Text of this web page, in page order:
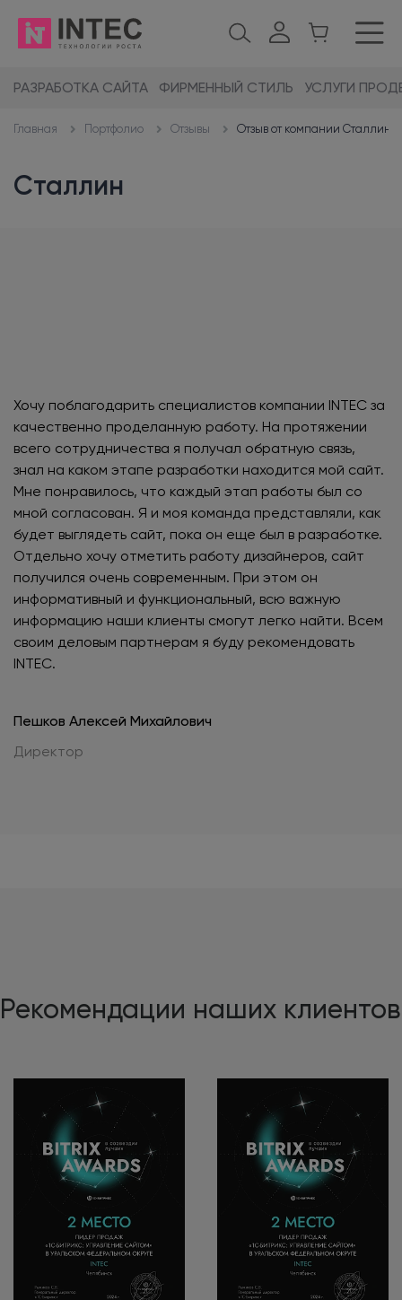
РАЗРАБОТКА САЙТА ФИРМЕННЫЙ СТИЛЬ УСЛУГИ
Главная Портфолио Отзывы Отзыв от компании Сталлин
Сталлин
Хочу поблагодарить специалистов компании INTEC за
качественно проделанную работу. На протяжении
всего сотрудничества я получал обратную связь,
знал на каком этапе разработки находится мой сайт.
Мне понравилось, что каждый этап работы был со
мной согласован. Я и моя команда представляли, как
будет выглядеть сайт, пока он еще был в разработке.
Отдельно хочу отметить работу дизайнеров, сайт
получился очень современным. При этом он
информативный и функциональный, всю важную
информацию наши клиенты смогут легко найти. Всем
своим деловым партнерам я буду рекомендовать
INTEC.
Пешков Алексей Михайлович
Директор
Рекомендации наших клиентов